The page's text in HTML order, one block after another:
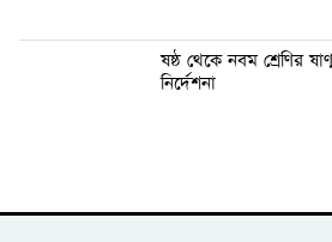
ষষ্ঠ থেকে নবম শ্রেণির
নির্দেশনা